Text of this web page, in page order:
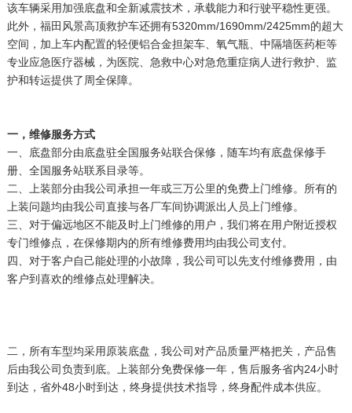
该车辆采用加强底盘和全新减震技术，承载能力和行驶平稳性更强。
此外，福田风景高顶救护车还拥有5320mm/1690mm/2425mm的超大
空间，加上车内配置的轻便铝合金担架车、氧气瓶、中隔墙医药柜等
专业应急医疗器械，为医院、急救中心对急危重症病人进行救护、监
护和转运提供了周全保障。
一，维修服务方式
一、底盘部分由底盘驻全国服务站联合保修，随车均有底盘保修手
册、全国服务站联系目录等。
二、上装部分由我公司承担一年或三万公里的免费上门维修。所有的
上装问题均由我公司直接与各厂车间协调派出人员上门维修。
三、对于偏远地区不能及时上门维修的用户，我们将在用户附近授权
专门维修点，在保修期内的所有维修费用均由我公司支付。
四、对于客户自己能处理的小故障，我公司可以先支付维修费用，由
客户到喜欢的维修点处理解决。
二，所有车型均采用原装底盘，我公司对产品质量严格把关，产品售
后由我公司负责到底。上装部分免费保修一年，售后服务省内24小时
到达，省外48小时到达，终身提供技术指导，终身配件成本供应。